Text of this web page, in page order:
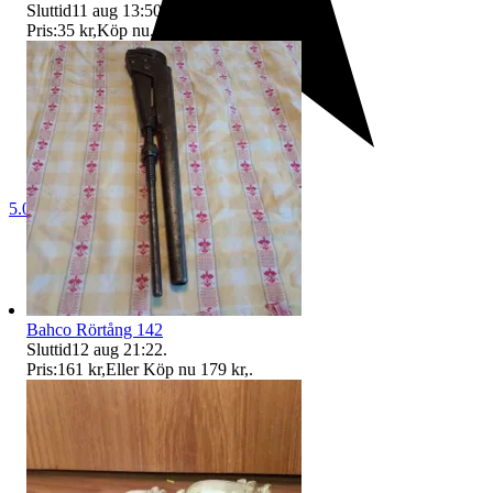
5.0
Sluttid11 aug 13:50
Pris:35 kr,Köp nu.
Bahco Rörtång 142
Sluttid12 aug 21:22.
Pris:161 kr,Eller Köp nu 179 kr,.